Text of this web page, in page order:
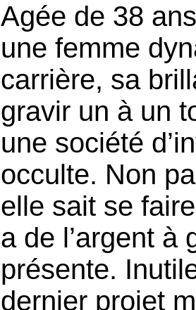
Agée de 38
une femme
carrière, sa
gravir un à un
une société
occulte. Non
elle sait se
a de l’argent à
présente.
dernier projet